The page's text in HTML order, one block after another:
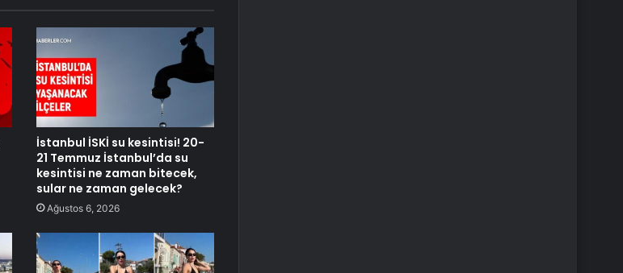
İstanbul İSKİ su kesintisi! 20-
21 Temmuz İstanbul’da su
kesintisi ne zaman bitecek,
sular ne zaman gelecek?
Ağustos 6, 2026